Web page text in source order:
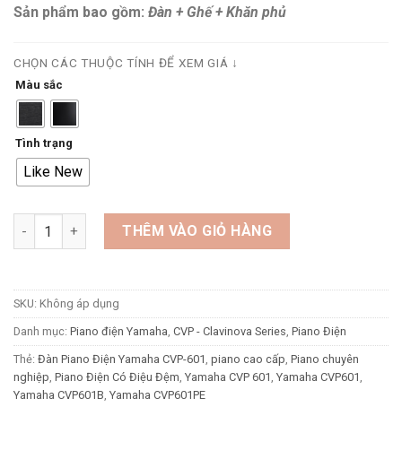
Sản phẩm bao gồm: Đàn + Ghế + Khăn phủ
CHỌN CÁC THUỘC TÍNH ĐỂ XEM GIÁ ↓
Màu sắc
Tình trạng
Like New
Đàn Piano Điện Yamaha CVP-601 số lượng
THÊM VÀO GIỎ HÀNG
SKU: Không áp dụng
Danh mục: Piano điện Yamaha CVP - Clavinova Series Piano Điện
Thẻ: Đàn Piano Điện Yamaha CVP-601 piano cao cấp Piano chuyên
nghiệp Piano Điện Có Điệu Đệm Yamaha CVP 601 Yamaha CVP601
Yamaha CVP601B Yamaha CVP601PE